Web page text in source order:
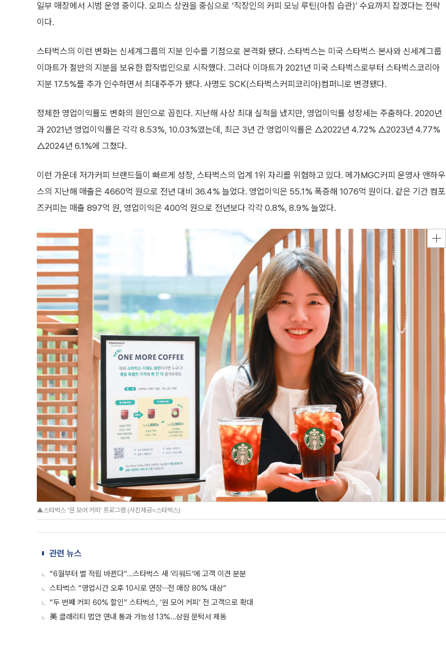
일부 매장에서 시범 운영 중이다. 오피스 상권을 중심으로 ‘직장인의 커피 모닝 루틴(아침 습관)’ 수요까지 잡겠다는 전략
이다.
스타벅스의 이런 변화는 신세계그룹의 지분 인수를 기점으로 본격화 됐다. 스타벅스는 미국 스타벅스 본사와 신세계그룹
이마트가 절반의 지분을 보유한 합작법인으로 시작했다. 그러다 이마트가 2021년 미국 스타벅스로부터 스타벅스코리아
지분 17.5%를 추가 인수하면서 최대주주가 됐다. 사명도 SCK(스타벅스커피코리아)컴퍼니로 변경됐다.
정체한 영업이익률도 변화의 원인으로 꼽힌다. 지난해 사상 최대 실적을 냈지만, 영업이익률 성장세는 주춤하다. 2020년
과 2021년 영업이익률은 각각 8.53%, 10.03%였는데, 최근 3년 간 영업이익률은 △2022년 4.72% △2023년 4.77%
△2024년 6.1%에 그쳤다.
이런 가운데 저가커피 브랜드들이 빠르게 성장, 스타벅스의 업계 1위 자리를 위협하고 있다. 메가MGC커피 운영사 앤하우
스의 지난해 매출은 4660억 원으로 전년 대비 36.4% 늘었다. 영업이익은 55.1% 폭증해 1076억 원이다. 같은 기간 컴포
즈커피는 매출 897억 원, 영업이익은 400억 원으로 전년보다 각각 0.8%, 8.9% 늘었다.
▲스타벅스 '원 모어 커피' 프로그램 (사진제공=스타벅스)
관련 뉴스
“6월부터 별 적립 바뀐다”...스타벅스 새 ‘리워드’에 고객 이견 분분
스타벅스 “영업시간 오후 10시로 연장⋯전 매장 80% 대상”
“두 번째 커피 60% 할인” 스타벅스, ‘원 모어 커피’ 전 고객으로 확대
美 클래리티 법안 연내 통과 가능성 13%…상원 문턱서 제동